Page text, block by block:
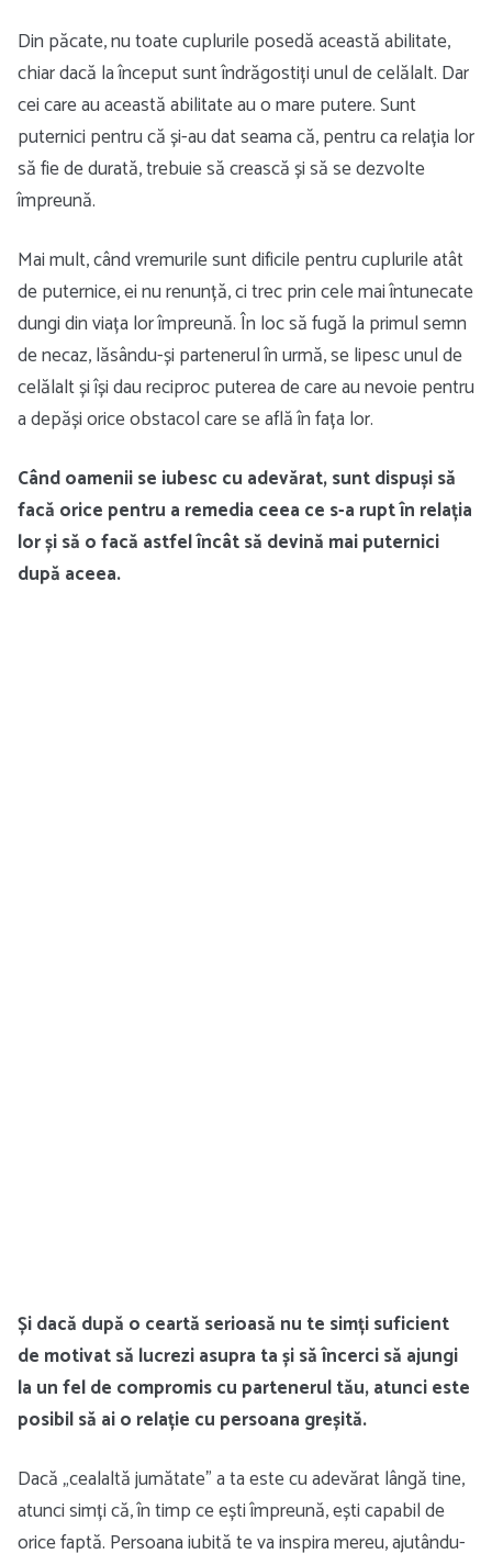
Din păcate, nu toate cuplurile posedă această abilitate,
chiar dacă la început sunt îndrăgostiți unul de celălalt. Dar
cei care au această abilitate au o mare putere. Sunt
puternici pentru că și-au dat seama că, pentru ca relația lor
să fie de durată, trebuie să crească și să se dezvolte
împreună.
Mai mult, când vremurile sunt dificile pentru cuplurile atât
de puternice, ei nu renunță, ci trec prin cele mai întunecate
dungi din viața lor împreună. În loc să fugă la primul semn
de necaz, lăsându-și partenerul în urmă, se lipesc unul de
celălalt și își dau reciproc puterea de care au nevoie pentru
a depăși orice obstacol care se află în fața lor.
Când oamenii se iubesc cu adevărat, sunt dispuși să
facă orice pentru a remedia ceea ce s-a rupt în relația
lor și să o facă astfel încât să devină mai puternici
după aceea.
Și dacă după o ceartă serioasă nu te simți suficient
de motivat să lucrezi asupra ta și să încerci să ajungi
la un fel de compromis cu partenerul tău, atunci este
posibil să ai o relație cu persoana greșită.
Dacă „cealaltă jumătate” a ta este cu adevărat lângă tine,
atunci simți că, în timp ce ești împreună, ești capabil de
orice faptă. Persoana iubită te va inspira mereu, ajutându-